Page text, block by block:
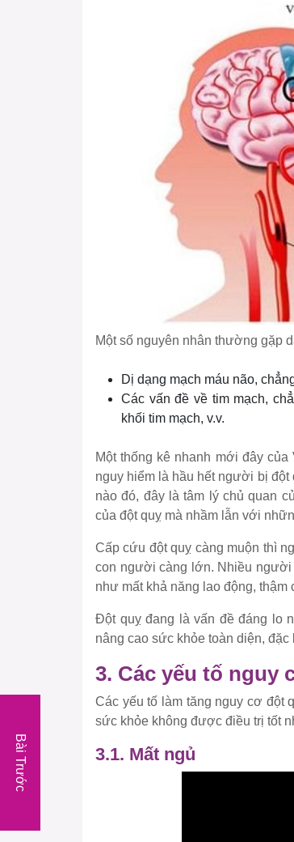
Một số nguyên nhân thường gặp
Dị dạng mạch máu não,
Các vấn đề về tim mạch,
khối tim mạch, v.v.
Một thống kê nhanh mới đây
nguy hiểm là hầu hết người bị
nào đó, đây là tâm lý chủ quan
của đột quỵ mà nhầm lẫn với
Cấp cứu đột quỵ càng muộn thì
con người càng lớn. Nhiều người
như mất khả năng lao động,
Đột quỵ đang là vấn đề đáng lo
nâng cao sức khỏe toàn diện,
3. Các yếu tố nguy
Các yếu tố làm tăng nguy cơ đột
sức khỏe không được điều trị tốt
3.1. Mất ngủ
Bài Trước